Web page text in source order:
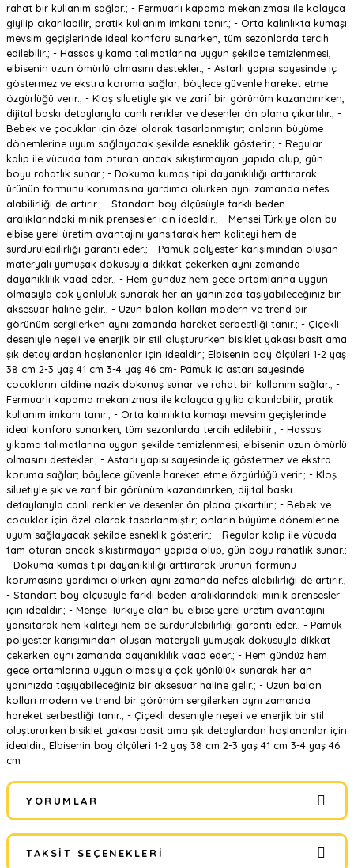
rahat bir kullanım sağlar.; - Fermuarlı kapama mekanizması ile kolayca
giyilip çıkarılabilir, pratik kullanım imkanı tanır.; - Orta kalınlıkta kumaşı
mevsim geçişlerinde ideal konforu sunarken, tüm sezonlarda tercih
edilebilir.; - Hassas yıkama talimatlarına uygun şekilde temizlenmesi,
elbisenin uzun ömürlü olmasını destekler.; - Astarlı yapısı sayesinde iç
göstermez ve ekstra koruma sağlar; böylece güvenle hareket etme
özgürlüğü verir.; - Kloş siluetiyle şık ve zarif bir görünüm kazandırırken,
dijital baskı detaylarıyla canlı renkler ve desenler ön plana çıkartılır.; -
Bebek ve çocuklar için özel olarak tasarlanmıştır; onların büyüme
dönemlerine uyum sağlayacak şekilde esneklik gösterir.; - Regular
kalıp ile vücuda tam oturan ancak sıkıştırmayan yapıda olup, gün
boyu rahatlık sunar.; - Dokuma kumaş tipi dayanıklılığı arttırarak
ürünün formunu korumasına yardımcı olurken aynı zamanda nefes
alabilirliği de artırır.; - Standart boy ölçüsüyle farklı beden
aralıklarındaki minik prensesler için idealdir.; - Menşei Türkiye olan bu
elbise yerel üretim avantajını yansıtarak hem kaliteyi hem de
sürdürülebilirliği garanti eder.; - Pamuk polyester karışımından oluşan
materyali yumuşak dokusuyla dikkat çekerken aynı zamanda
dayanıklılık vaad eder.; - Hem gündüz hem gece ortamlarına uygun
olmasıyla çok yönlülük sunarak her an yanınızda taşıyabileceğiniz bir
aksesuar haline gelir.; - Uzun balon kolları modern ve trend bir
görünüm sergilerken aynı zamanda hareket serbestliği tanır.; - Çiçekli
deseniyle neşeli ve enerjik bir stil oluştururken bisiklet yakası basit ama
şık detaylardan hoşlananlar için idealdir.; Elbisenin boy ölçüleri 1-2 yaş
38 cm 2-3 yaş 41 cm 3-4 yaş 46 cm- Pamuk iç astarı sayesinde
çocukların cildine nazik dokunuş sunar ve rahat bir kullanım sağlar.; -
Fermuarlı kapama mekanizması ile kolayca giyilip çıkarılabilir, pratik
kullanım imkanı tanır.; - Orta kalınlıkta kumaşı mevsim geçişlerinde
ideal konforu sunarken, tüm sezonlarda tercih edilebilir.; - Hassas
yıkama talimatlarına uygun şekilde temizlenmesi, elbisenin uzun ömürlü
olmasını destekler.; - Astarlı yapısı sayesinde iç göstermez ve ekstra
koruma sağlar; böylece güvenle hareket etme özgürlüğü verir.; - Kloş
siluetiyle şık ve zarif bir görünüm kazandırırken, dijital baskı
detaylarıyla canlı renkler ve desenler ön plana çıkartılır.; - Bebek ve
çocuklar için özel olarak tasarlanmıştır; onların büyüme dönemlerine
uyum sağlayacak şekilde esneklik gösterir.; - Regular kalıp ile vücuda
tam oturan ancak sıkıştırmayan yapıda olup, gün boyu rahatlık sunar.;
- Dokuma kumaş tipi dayanıklılığı arttırarak ürünün formunu
korumasına yardımcı olurken aynı zamanda nefes alabilirliği de artırır.;
- Standart boy ölçüsüyle farklı beden aralıklarındaki minik prensesler
için idealdir.; - Menşei Türkiye olan bu elbise yerel üretim avantajını
yansıtarak hem kaliteyi hem de sürdürülebilirliği garanti eder.; - Pamuk
polyester karışımından oluşan materyali yumuşak dokusuyla dikkat
çekerken aynı zamanda dayanıklılık vaad eder.; - Hem gündüz hem
gece ortamlarına uygun olmasıyla çok yönlülük sunarak her an
yanınızda taşıyabileceğiniz bir aksesuar haline gelir.; - Uzun balon
kolları modern ve trend bir görünüm sergilerken aynı zamanda
hareket serbestliği tanır.; - Çiçekli deseniyle neşeli ve enerjik bir stil
oluştururken bisiklet yakası basit ama şık detaylardan hoşlananlar için
idealdir.; Elbisenin boy ölçüleri 1-2 yaş 38 cm 2-3 yaş 41 cm 3-4 yaş 46
cm
YORUMLAR
TAKSIT SEÇENEKLERI